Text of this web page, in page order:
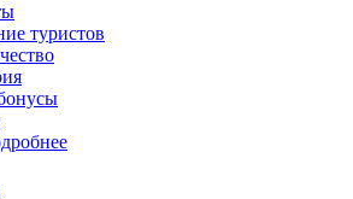
туристов